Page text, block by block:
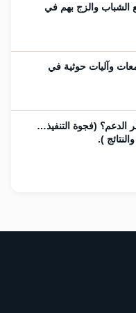
الشباب والزج بهم في
وآليات حوثية في
الدعم؟ (فجوة التنفيذ…
).